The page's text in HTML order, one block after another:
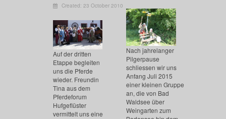
Created: 23 October 2010
Auf der dritten
Etappe begleiten
uns die Pferde
wieder. Freundin
Tina aus dem
Pferdeforum
Hufgeflüster
vermittelt uns eine
Nach jahrelanger
Pilgerpause
schliessen wir uns
Anfang Juli 2015
einer kleinen Gruppe
an, die von Bad
Waldsee über
Weingarten zum